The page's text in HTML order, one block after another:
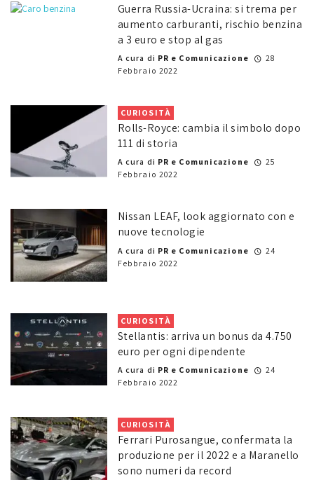
Guerra Russia-Ucraina: si trema per
aumento carburanti, rischio benzina
a 3 euro e stop al gas
A cura di PR e Comunicazione
28
Febbraio 2022
CURIOSITÀ
Rolls-Royce: cambia il simbolo dopo
111 di storia
A cura di PR e Comunicazione
25
Febbraio 2022
Nissan LEAF, look aggiornato con e
nuove tecnologie
A cura di PR e Comunicazione
24
Febbraio 2022
CURIOSITÀ
Stellantis: arriva un bonus da 4.750
euro per ogni dipendente
A cura di PR e Comunicazione
24
Febbraio 2022
CURIOSITÀ
Ferrari Purosangue, confermata la
produzione per il 2022 e a Maranello
sono numeri da record